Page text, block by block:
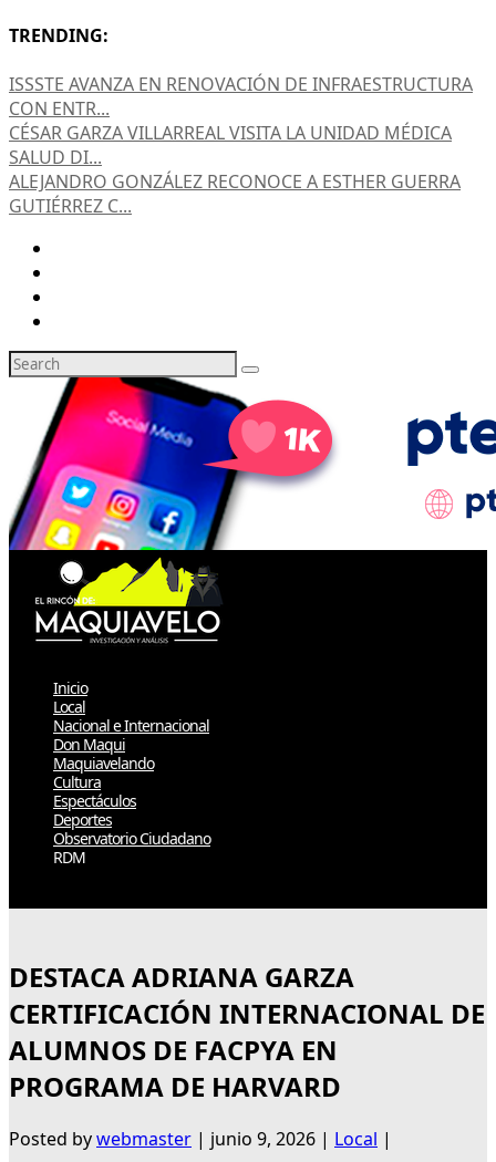
TRENDING:
ISSSTE AVANZA EN RENOVACIÓN DE INFRAESTRUCTURA
CON ENTR...
CÉSAR GARZA VILLARREAL VISITA LA UNIDAD MÉDICA
SALUD DI...
ALEJANDRO GONZÁLEZ RECONOCE A ESTHER GUERRA
GUTIÉRREZ C...
Inicio
Local
Nacional e Internacional
Don Maqui
Maquiavelando
Cultura
Espectáculos
Deportes
Observatorio Ciudadano
RDM
DESTACA ADRIANA GARZA
CERTIFICACIÓN INTERNACIONAL DE
ALUMNOS DE FACPYA EN
PROGRAMA DE HARVARD
Posted bywebmaster | junio 9, 2026 | Local |